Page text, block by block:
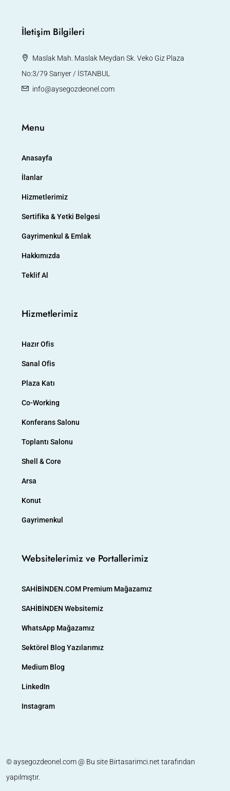
İletişim Bilgileri
Maslak Mah. Maslak Meydan Sk. Veko Giz Plaza
No:3/79 Sarıyer / İSTANBUL
info@aysegozdeonel.com
Menu
Anasayfa
İlanlar
Hizmetlerimiz
Sertifika & Yetki Belgesi
Gayrimenkul & Emlak
Hakkımızda
Teklif Al
Hizmetlerimiz
Hazır Ofis
Sanal Ofis
Plaza Katı
Co-Working
Konferans Salonu
Toplantı Salonu
Shell & Core
Arsa
Konut
Gayrimenkul
Websitelerimiz ve Portallerimiz
SAHİBİNDEN.COM Premium Mağazamız
SAHİBİNDEN Websitemiz
WhatsApp Mağazamız
Sektörel Blog Yazılarımız
Medium Blog
LinkedIn
Instagram
© aysegozdeonel.com @ Bu site Birtasarimci.net tarafından
yapılmıştır.